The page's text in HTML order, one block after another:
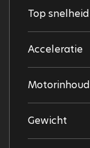
Top snelheid
Acceleratie
Motorinhoud
Gewicht